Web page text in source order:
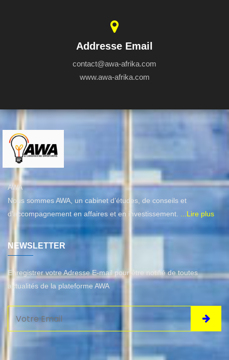
Addresse Email
contact@awa-afrika.com
www.awa-afrika.com
AWA
Nous sommes AWA, un cabinet d’études, de conseils et
d'accompagnement en affaires et en investissement.
...Lire plus
NEWSLETTER
Enregistrer votre Adresse E-mail pour être notifié de toutes
actualités de la plateforme AWA